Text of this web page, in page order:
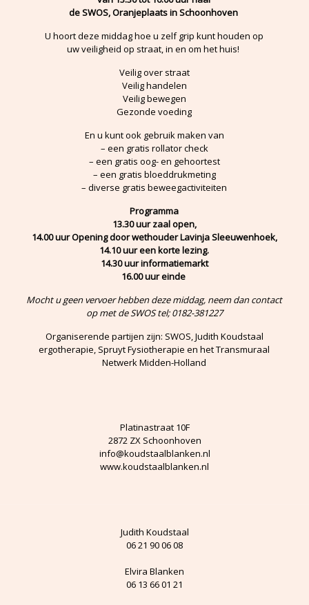
de SWOS, Oranjeplaats in Schoonhoven
U hoort deze middag hoe u zelf grip kunt houden op
uw veiligheid op straat, in en om het huis!
Veilig over straat
Veilig handelen
Veilig bewegen
Gezonde voeding
En u kunt ook gebruik maken van
– een gratis rollator check
– een gratis oog- en gehoortest
– een gratis bloeddrukmeting
– diverse gratis beweegactiviteiten
Programma
13.30 uur zaal open,
14.00 uur Opening door wethouder Lavinja Sleeuwenhoek,
14.10 uur een korte lezing.
14.30 uur informatiemarkt
16.00 uur einde
Mocht u geen vervoer hebben deze middag, neem dan contact
op met de SWOS tel; 0182-381227
Organiserende partijen zijn: SWOS, Judith Koudstaal
ergotherapie, Spruyt Fysiotherapie en het Transmuraal
Netwerk Midden-Holland
Platinastraat 10F
2872 ZX Schoonhoven
info@koudstaalblanken.nl
www.koudstaalblanken.nl
Judith Koudstaal
06 21 90 06 08
Elvira Blanken
06 13 66 01 21